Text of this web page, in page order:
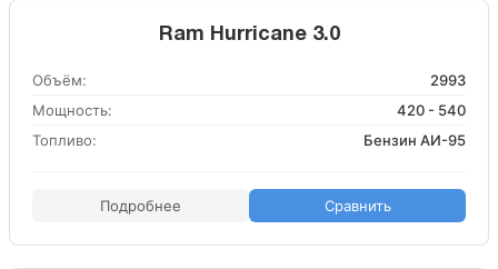
Ram Hurricane 3.0
Объём:
2993
Мощность:
420 - 540
Топливо:
Бензин АИ-95
Подробнее Сравнить